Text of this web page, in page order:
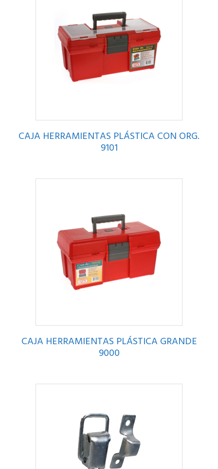
CAJA HERRAMIENTAS PLÁSTICA CON ORG.
9101
CAJA HERRAMIENTAS PLÁSTICA GRANDE
9000